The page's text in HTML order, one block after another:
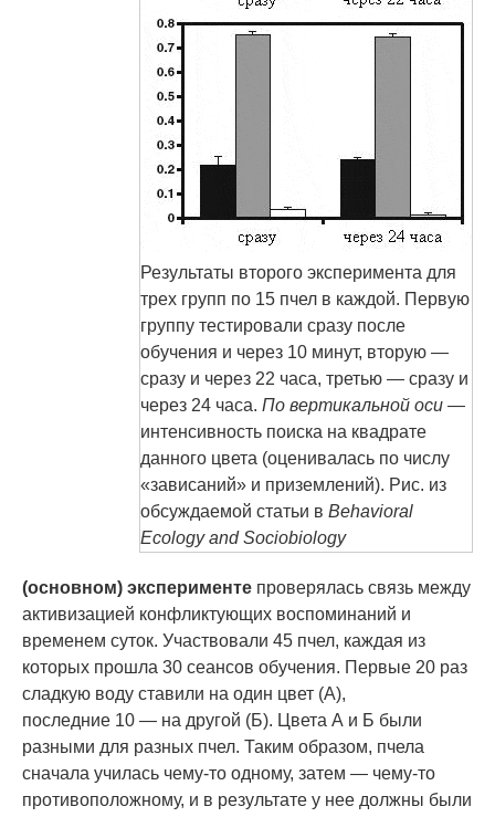
Результаты второго эксперимента для
трех групп по 15 пчел в каждой. Первую
группу тестировали сразу после
обучения и через 10 минут, вторую —
сразу и через 22 часа, третью — сразу и
через 24 часа. По вертикальной оси —
интенсивность поиска на квадрате
данного цвета (оценивалась по числу
«зависаний» и приземлений). Рис. из
обсуждаемой статьи в Behavioral
Ecology and Sociobiology
(основном) эксперименте проверялась связь между
активизацией конфликтующих воспоминаний и
временем суток. Участвовали 45 пчел, каждая из
которых прошла 30 сеансов обучения. Первые 20 раз
сладкую воду ставили на один цвет (А),
последние 10 — на другой (Б). Цвета А и Б были
разными для разных пчел. Таким образом, пчела
сначала училась чему-то одному, затем — чему-то
противоположному, и в результате у нее должны были